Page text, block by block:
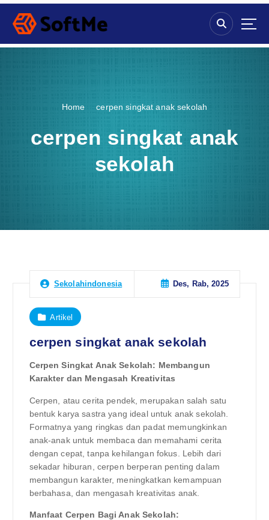
S
p
Home cerpen singkat anak sekolah
cerpen singkat anak
sekolah
Sekolahindonesia Des, Rab, 2025
Artikel
cerpen singkat anak sekolah
Cerpen Singkat Anak Sekolah: Membangun
Karakter dan Mengasah Kreativitas
Cerpen, atau cerita pendek, merupakan salah satu
bentuk karya sastra yang ideal untuk anak sekolah.
Formatnya yang ringkas dan padat memungkinkan
anak-anak untuk membaca dan memahami cerita
dengan cepat, tanpa kehilangan fokus. Lebih dari
sekadar hiburan, cerpen berperan penting dalam
membangun karakter, meningkatkan kemampuan
berbahasa, dan mengasah kreativitas anak.
Manfaat Cerpen Bagi Anak Sekolah: